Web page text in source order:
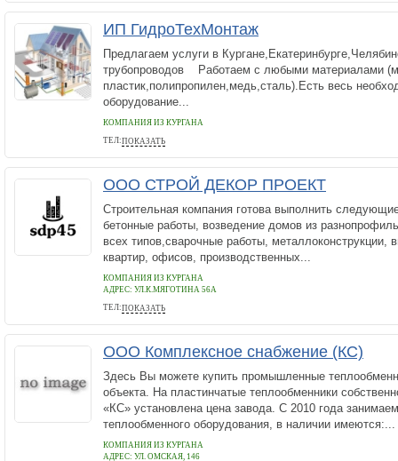
ИП ГидроТехМонтаж
Предлагаем услуги в
трубопроводов Работаем с любыми материалами
пластик,полипропилен,медь,сталь).Есть весь
оборудование...
КОМПАНИЯ ИЗ КУРГАНА
ТЕЛ:ПОКАЗАТЬ
8 912 833-01-77
ООО СТРОЙ ДЕКОР ПРОЕКТ
Строительная компания готова выполнить
бетонные работы, возведение домов из
всех типов,сварочные работы, металлоконструкции,
квартир, офисов, производственных...
КОМПАНИЯ ИЗ КУРГАНА
АДРЕС: УЛ.К.МЯГОТИНА 56А
ТЕЛ:ПОКАЗАТЬ
89512718242
ООО Комплексное снабжение (КС)
Здесь Вы можете купить промышленные
объекта. На пластинчатые теплообменники
«КС» установлена цена завода. С 2010 года
теплообменного оборудования, в наличии имеются:...
КОМПАНИЯ ИЗ КУРГАНА
АДРЕС: УЛ. ОМСКАЯ, 146